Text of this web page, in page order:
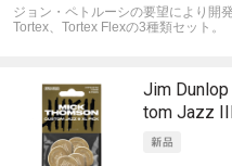
ジョン・ペトルーシの要望により開
Tortex、Tortex Flexの3種類セット。
Jim Dunlop
tom Jazz